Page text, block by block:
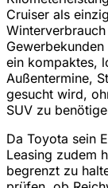
Cruiser als
ein kompaktes,
Außentermine,
gesucht wird,
SUV zu
Da Toyota sein
Leasing zudem
begrenzt zu